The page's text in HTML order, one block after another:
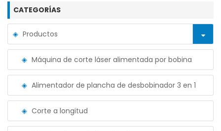
CATEGORÍAS
Productos
Máquina de corte láser alimentada por bobina
Alimentador de plancha de desbobinador 3 en 1
Corte a longitud